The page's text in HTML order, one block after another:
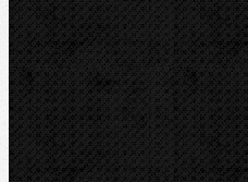
Drážkovače
Pily